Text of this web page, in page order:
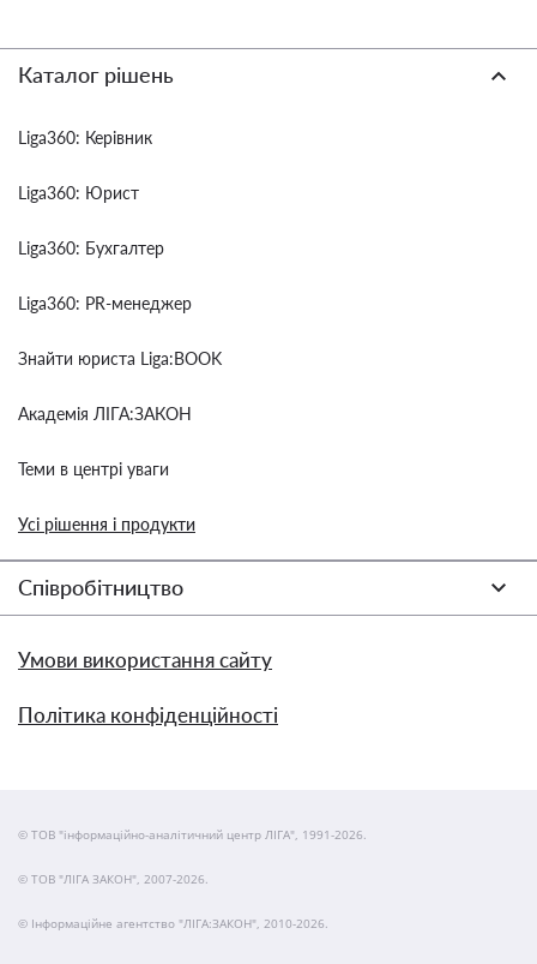
Каталог рішень
Liga360: Керівник
Liga360: Юрист
Liga360: Бухгалтер
Liga360: PR-менеджер
Знайти юриста Liga:BOOK
Академія ЛІГА:ЗАКОН
Теми в центрі уваги
Усі рішення і продукти
Співробітництво
Умови використання сайту
Політика конфіденційності
© ТОВ "інформаційно-аналітичний центр ЛІГА", 1991-2026.
© ТОВ "ЛІГА ЗАКОН", 2007-2026.
© Інформаційне агентство "ЛІГА:ЗАКОН", 2010-2026.